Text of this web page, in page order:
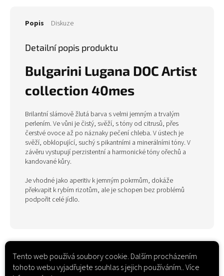
Tento web používá soubory cookie. Dalším procházením
tohoto webu vyjadřujete souhlas s jejich používáním.. Více
Popis Diskuze
Detailní popis produktu
Bulgarini Lugana DOC Artist
collection 40mes
Brilantní slámově žlutá barva s velmi jemným a trvalým
perlením. Ve vůni je čistý, svěží, s tóny od citrusů, přes
čerstvé ovoce až po náznaky pečení chleba. V ústech je
svěží, obklopující, suchý s pikantními a minerálními tóny. V
závěru vystupují perzistentní a harmonické tóny ořechů a
kandované kůry.
Je vhodné jako aperitiv k jemným pokrmům, dokáže
překvapit k rybím rizotům, ale je schopen bez problémů
podpořit celé jídlo.